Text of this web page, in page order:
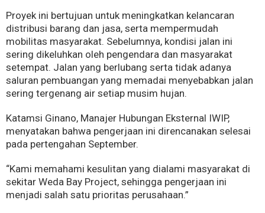
Proyek ini bertujuan untuk meningkatkan kelancaran
distribusi barang dan jasa, serta mempermudah
mobilitas masyarakat. Sebelumnya, kondisi jalan ini
sering dikeluhkan oleh pengendara dan masyarakat
setempat. Jalan yang berlubang serta tidak adanya
saluran pembuangan yang memadai menyebabkan jalan
sering tergenang air setiap musim hujan.
Katamsi Ginano, Manajer Hubungan Eksternal IWIP,
menyatakan bahwa pengerjaan ini direncanakan selesai
pada pertengahan September.
“Kami memahami kesulitan yang dialami masyarakat di
sekitar Weda Bay Project, sehingga pengerjaan ini
menjadi salah satu prioritas perusahaan.”